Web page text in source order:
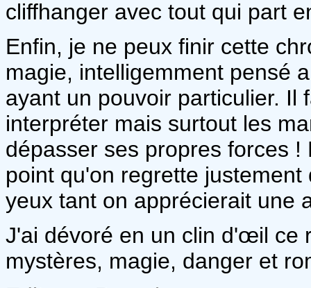
cliffhanger avec tout qui part
Enfin, je ne peux finir cette
magie, intelligemment pensé
ayant un pouvoir particulier. Il
interpréter mais surtout les
dépasser ses propres forces
point qu'on regrette
yeux tant on apprécierait une
J'ai dévoré en un clin d'œil ce
mystères, magie, danger et